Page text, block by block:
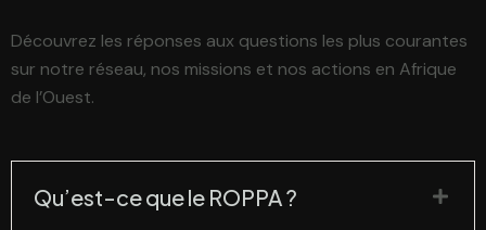
Découvrez les réponses aux questions les plus courantes
sur notre réseau, nos missions et nos actions en Afrique
de l’Ouest.
Qu’est-ce que le ROPPA ?